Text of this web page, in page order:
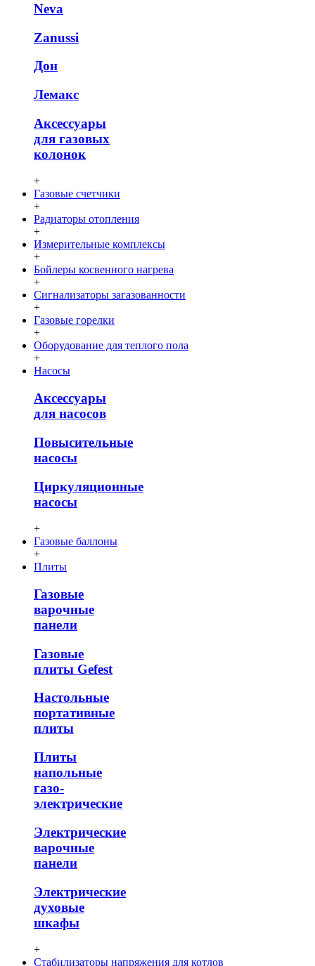
Neva
Zanussi
Дон
Лемакс
Аксессуары
для газовых
колонок
+
Газовые счетчики
+
Радиаторы отопления
+
Измерительные комплексы
+
Бойлеры косвенного нагрева
+
Сигнализаторы загазованности
+
Газовые горелки
+
Оборудование для теплого пола
+
Насосы
Аксессуары
для насосов
Повысительные
насосы
Циркуляционные
насосы
+
Газовые баллоны
+
Плиты
Газовые
варочные
панели
Газовые
плиты Gefest
Настольные
портативные
плиты
Плиты
напольные
газо-
электрические
Электрические
варочные
панели
Электрические
духовые
шкафы
+
Стабилизаторы напряжения для котлов